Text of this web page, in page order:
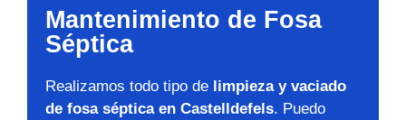
Mantenimiento de Fosa
Séptica
Realizamos todo tipo de limpieza y vaciado
de fosa séptica en Castelldefels. Puedo